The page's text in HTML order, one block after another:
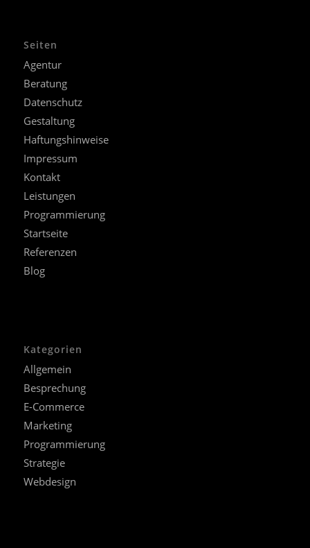
Seiten
Agentur
Beratung
Datenschutz
Gestaltung
Haftungshinweise
Impressum
Kontakt
Leistungen
Programmierung
Startseite
Referenzen
Blog
Kategorien
Allgemein
Besprechung
E-Commerce
Marketing
Programmierung
Strategie
Webdesign